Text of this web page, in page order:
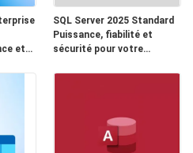
et
SQL Server 2025 Standard ️
Puissance, fiabilité et
sécurité pour votre